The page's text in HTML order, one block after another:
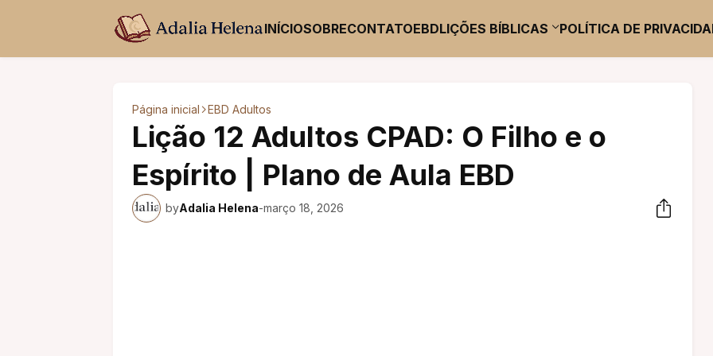
INÍCIOSOBRECONTATOEBDLIÇÕES BÍBLICAS POLÍTICA DE
Página inicial EBD Adultos
Lição 12 Adultos CPAD: O Filho e o
Espírito | Plano de Aula EBD
byAdalia Helena-março 18, 2026